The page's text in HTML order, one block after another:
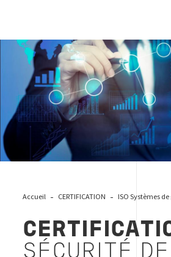
CERTIFICATION EN SÉCURITÉ DE
ISO 27001/ISMS
Accueil CERTIFICATION ISO Systèmes
SÉCURITÉ DE